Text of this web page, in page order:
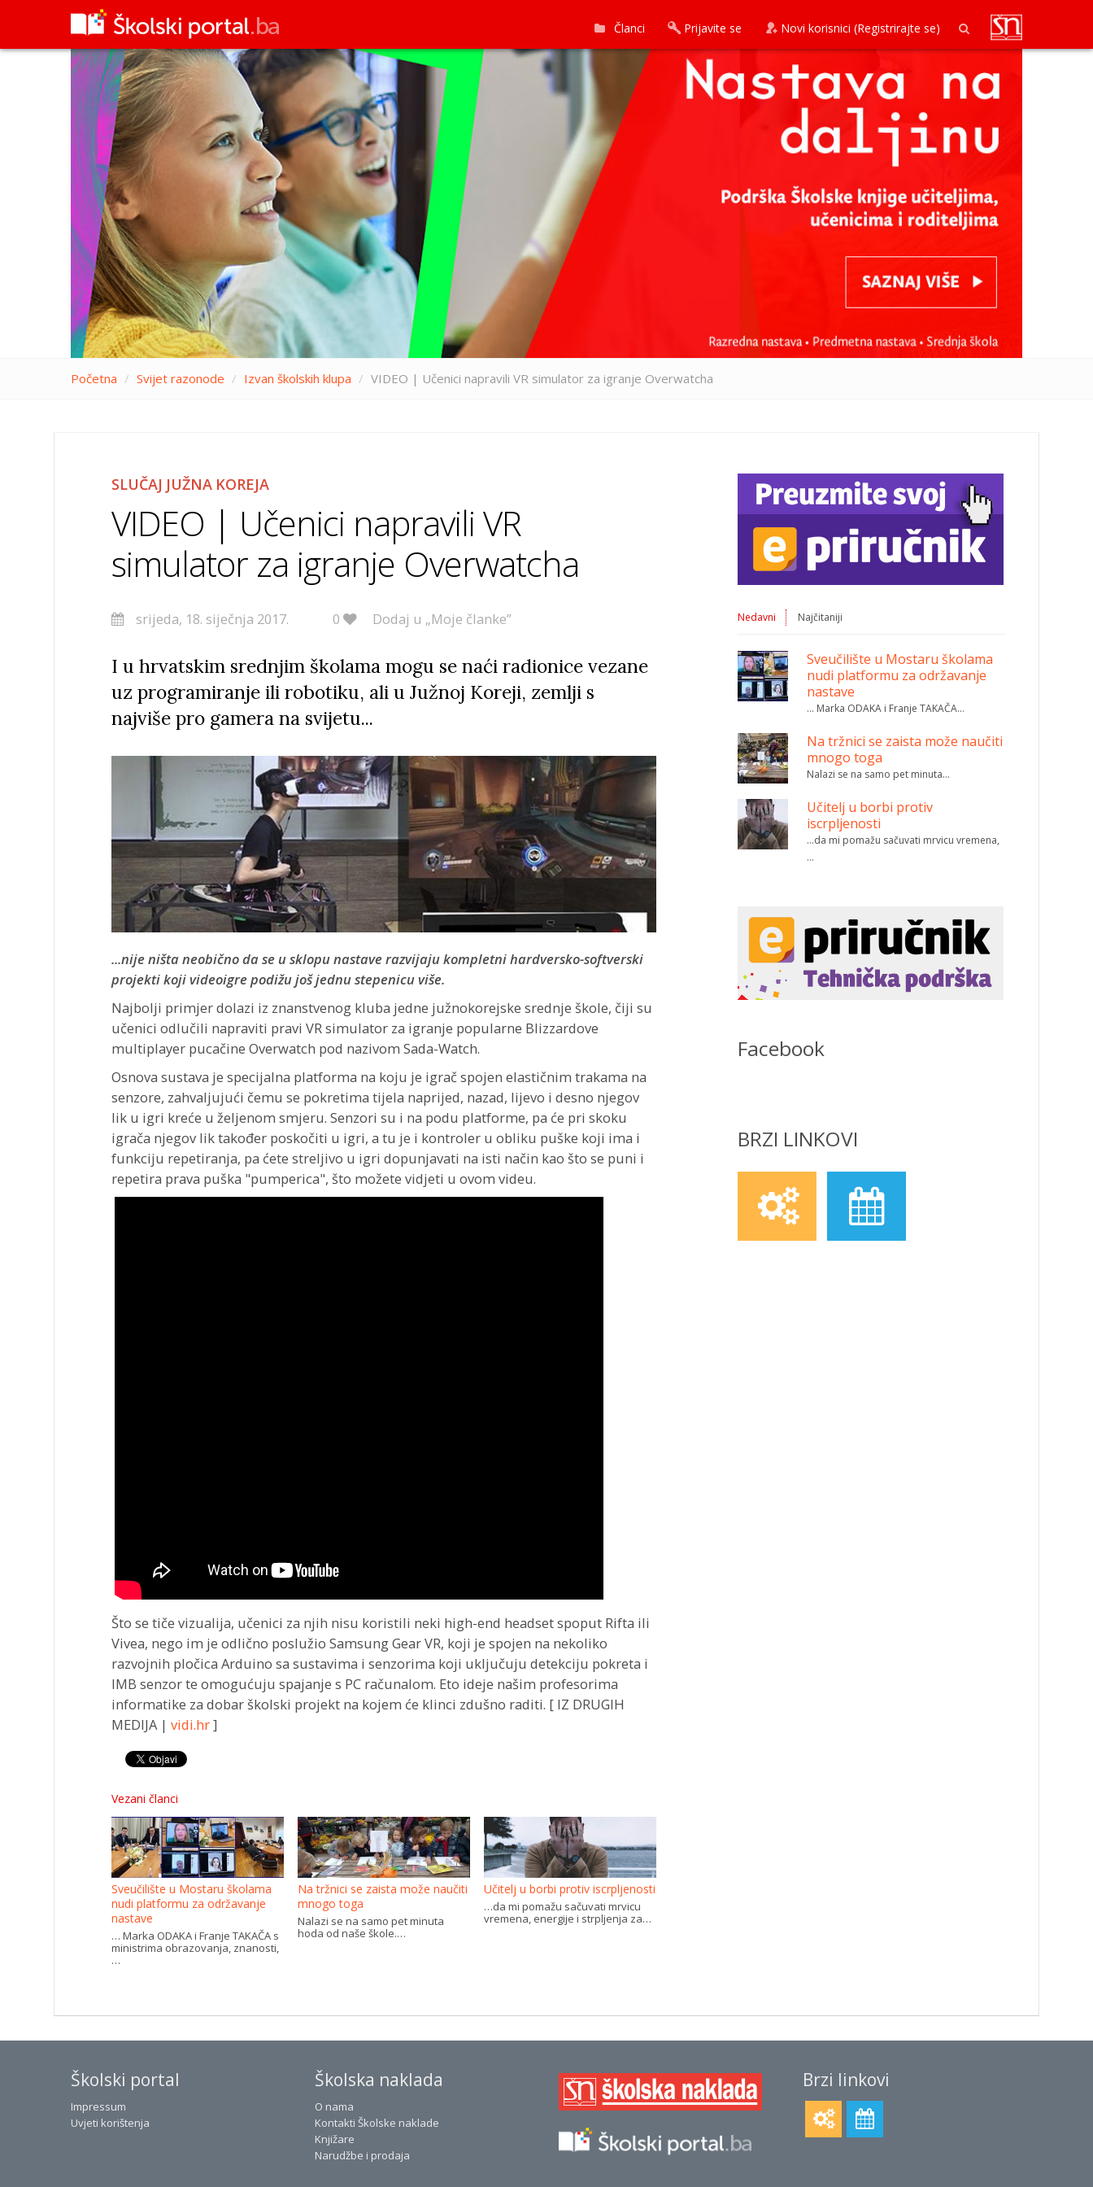
Članci Prijavite se Novi korisnici (Registrirajte se)
Početna / Svijet razonode / Izvan školskih klupa / VIDEO | Učenici napravili VR simulator za igranje Overwatcha
SLUČAJ JUŽNA KOREJA
VIDEO | Učenici napravili VR
simulator za igranje Overwatcha
srijeda, 18. siječnja 2017. 0 Dodaj u „Moje članke”
I u hrvatskim srednjim školama mogu se naći radionice vezane
uz programiranje ili robotiku, ali u Južnoj Koreji, zemlji s
najviše pro gamera na svijetu...
...nije ništa neobično da se u sklopu nastave razvijaju kompletni hardversko-softverski
projekti koji videoigre podižu još jednu stepenicu više.
Najbolji primjer dolazi iz znanstvenog kluba jedne južnokorejske srednje škole, čiji su
učenici odlučili napraviti pravi VR simulator za igranje popularne Blizzardove
multiplayer pucačine Overwatch pod nazivom Sada-Watch.
Osnova sustava je specijalna platforma na koju je igrač spojen elastičnim trakama na
senzore, zahvaljujući čemu se pokretima tijela naprijed, nazad, lijevo i desno njegov
lik u igri kreće u željenom smjeru. Senzori su i na podu platforme, pa će pri skoku
igrača njegov lik također poskočiti u igri, a tu je i kontroler u obliku puške koji ima i
funkciju repetiranja, pa ćete streljivo u igri dopunjavati na isti način kao što se puni i
repetira prava puška "pumperica", što možete vidjeti u ovom videu.
Što se tiče vizualija, učenici za njih nisu koristili neki high-end headset spoput Rifta ili
Vivea, nego im je odlično poslužio Samsung Gear VR, koji je spojen na nekoliko
razvojnih pločica Arduino sa sustavima i senzorima koji uključuju detekciju pokreta i
IMB senzor te omogućuju spajanje s PC računalom. Eto ideje našim profesorima
informatike za dobar školski projekt na kojem će klinci zdušno raditi. [ IZ DRUGIH
MEDIJA | vidi.hr]
Vezani članci
Sveučilište u Mostaru školama
nudi platformu za održavanje
nastave
… Marka ODAKA i Franje TAKAČA s
ministrima obrazovanja, znanosti,
…
Na tržnici se zaista može naučiti
mnogo toga
Nalazi se na samo pet minuta
hoda od naše škole.…
Učitelj u borbi protiv iscrpljenosti
…da mi pomažu sačuvati mrvicu
vremena, energije i strpljenja za…
Nedavni Najčitaniji
Sveučilište u Mostaru školama
nudi platformu za održavanje
nastave
… Marka ODAKA i Franje TAKAČA…
Na tržnici se zaista može naučiti
mnogo toga
Nalazi se na samo pet minuta…
Učitelj u borbi protiv
iscrpljenosti
…da mi pomažu sačuvati mrvicu vremena,
…
Facebook
BRZI LINKOVI
Školski portal
Impressum
Uvjeti korištenja
Školska naklada
O nama
Kontakti Školske naklade
Knjižare
Narudžbe i prodaja
Brzi linkovi